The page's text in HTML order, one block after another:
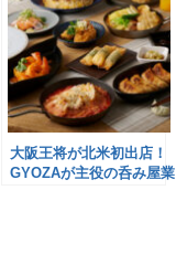
大阪王将が北米初出店！
GYOZAが主役の呑み屋業